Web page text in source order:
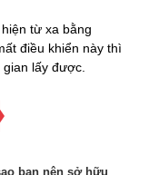
từ xa bằng
điều khiển này thì
lấy được.
bạn nên sở hữu